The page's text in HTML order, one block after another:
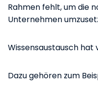
Rahmen fehlt, um die
Unternehmen
Wissensaustausch hat
Dazu gehören zum